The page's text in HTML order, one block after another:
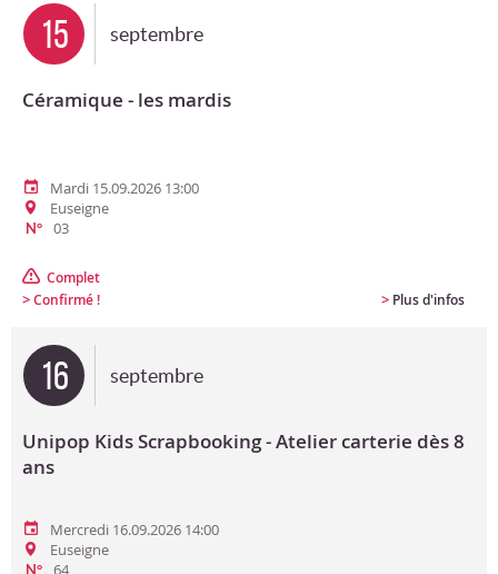
15 septembre
Céramique - les mardis
Mardi 15.09.2026 13:00
Euseigne
N° 03
Complet
>Confirmé ! > Plus d'infos
16 septembre
Unipop Kids Scrapbooking - Atelier carterie dès 8
ans
Mercredi 16.09.2026 14:00
Euseigne
N° 64